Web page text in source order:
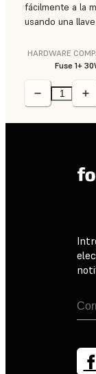
fácilmente a la
usando una
HARDWARE
Fuse 1+